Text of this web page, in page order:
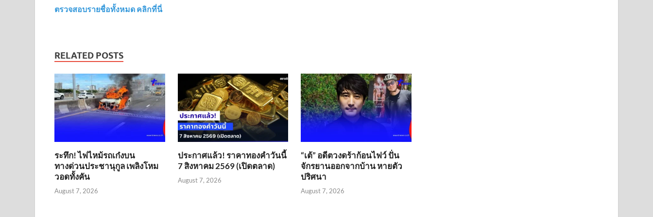
ตรวจสอบรายชื่อทั้งหมด คลิกที่นี่
RELATED POSTS
ระทึก! ไฟไหม้รถเก๋งบน
ทางด่วนประชานุกูล เพลิงโหม
วอดทั้งคัน
August 7, 2026
ประกาศแล้ว! ราคาทองคำวันนี้
7 สิงหาคม 2569 (เปิดตลาด)
August 7, 2026
“เต้” อดีตวงดร้าก้อนไฟว์ ปั่น
จักรยานออกจากบ้าน หายตัว
ปริศนา
August 7, 2026